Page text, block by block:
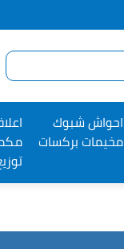
احواش شبوك
مخيمات بركسات